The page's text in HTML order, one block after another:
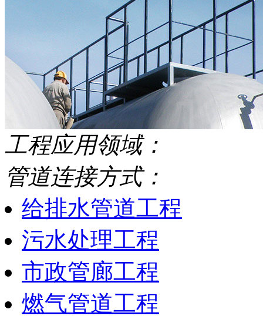
工程应用领域：
管道连接方式：
给排水管道工程
污水处理工程
市政管廊工程
燃气管道工程